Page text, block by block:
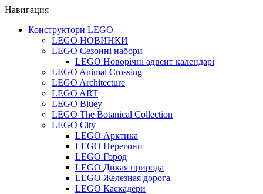
Навигация
Конструктори LEGO
LEGO НОВИНКИ
LEGO Сезонні набори
LEGO Новорічні адвент календарі
LEGO Animal Crossing
LEGO Architecture
LEGO ART
LEGO Bluey
LEGO The Botanical Collection
LEGO City
LEGO Арктика
LEGO Перегони
LEGO Город
LEGO Дикая природа
LEGO Железная дорога
LEGO Каскадери